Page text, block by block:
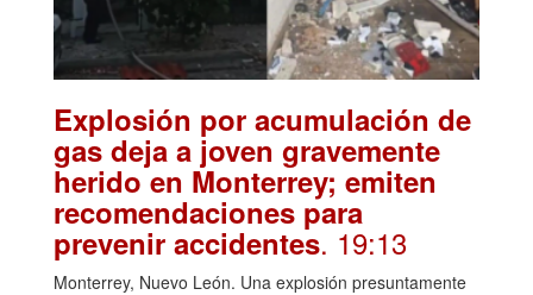
Explosión por acumulación de
gas deja a joven gravemente
herido en Monterrey; emiten
recomendaciones para
prevenir accidentes. 19:13
Monterrey, Nuevo León. Una explosión presuntamente